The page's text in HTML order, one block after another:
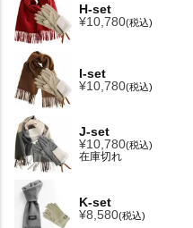
H-set
¥10,780 税込
I-set
¥10,780 税込
J-set
¥10,780 税込
在庫切れ
K-set
¥8,580 税込